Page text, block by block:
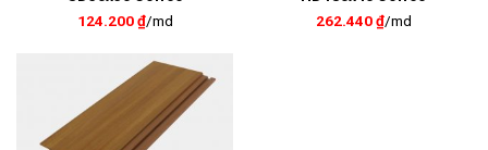
124.200₫/md
262.440₫/md